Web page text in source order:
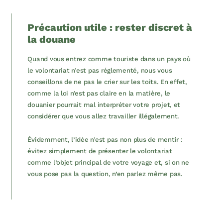
Précaution utile : rester discret à
la douane
Quand vous entrez comme touriste dans un pays où
le volontariat n’est pas réglementé, nous vous
conseillons de ne pas le crier sur les toits. En effet,
comme la loi n’est pas claire en la matière, le
douanier pourrait mal interpréter votre projet, et
considérer que vous allez travailler illégalement.
Évidemment, l’idée n’est pas non plus de mentir :
évitez simplement de présenter le volontariat
comme l’objet principal de votre voyage et, si on ne
vous pose pas la question, n’en parlez même pas.